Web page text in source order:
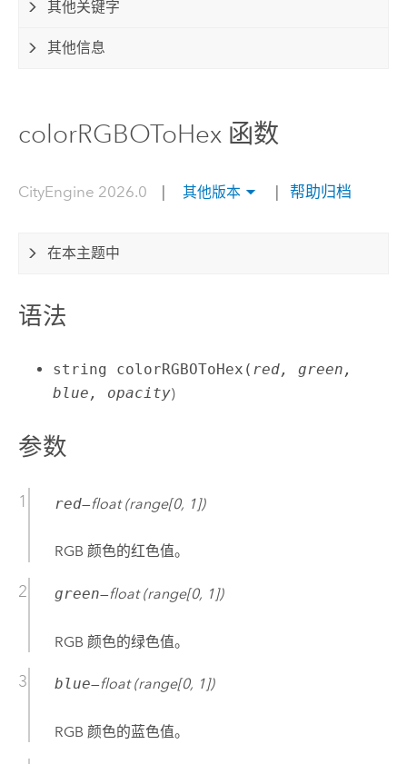
其他关键字
其他信息
colorRGBOToHex 函数
CityEngine 2026.0 | 其他版本 | 帮助归档
在本主题中
语法
string colorRGBOToHex( red, green,
blue, opacity)
参数
red—float (range[0, 1])
RGB 颜色的红色值。
green—float (range[0, 1])
RGB 颜色的绿色值。
blue—float (range[0, 1])
RGB 颜色的蓝色值。